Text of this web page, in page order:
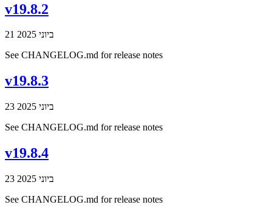
v19.8.2
21 ביוני 2025
See CHANGELOG.md for release notes
v19.8.3
23 ביוני 2025
See CHANGELOG.md for release notes
v19.8.4
23 ביוני 2025
See CHANGELOG.md for release notes